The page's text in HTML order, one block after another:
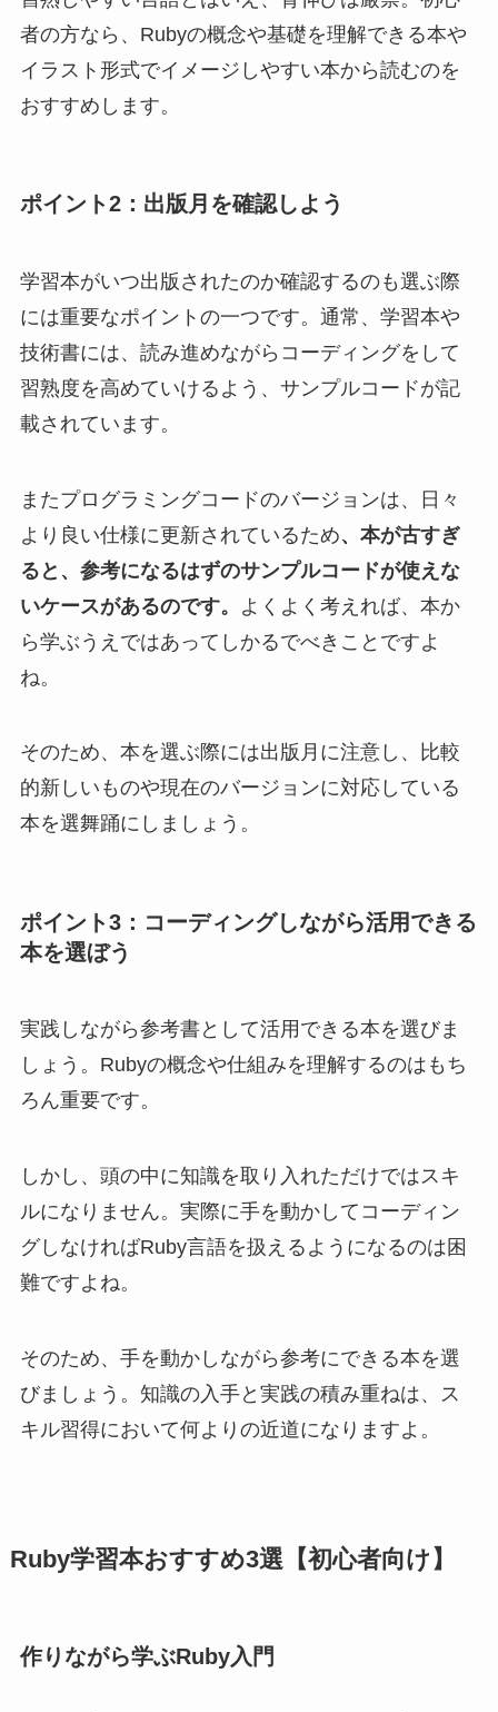
者の方なら、Rubyの概念や基礎を理解できる本や
イラスト形式でイメージしやすい本から読むのを
おすすめします。
ポイント2：出版月を確認しよう
学習本がいつ出版されたのか確認するのも選ぶ際
には重要なポイントの一つです。通常、学習本や
技術書には、読み進めながらコーディングをして
習熟度を高めていけるよう、サンプルコードが記
載されています。
またプログラミングコードのバージョンは、日々
より良い仕様に更新されているため、本が古すぎ
ると、参考になるはずのサンプルコードが使えな
いケースがあるのです。
よくよく考えれば、本か
ら学ぶうえではあってしかるでべきことですよ
ね。
そのため、本を選ぶ際には出版月に注意し、比較
的新しいものや現在のバージョンに対応している
本を選舞踊にしましょう。
ポイント3：コーディングしながら活用できる
本を選ぼう
実践しながら参考書として活用できる本を選びま
しょう。Rubyの概念や仕組みを理解するのはもち
ろん重要です。
しかし、頭の中に知識を取り入れただけではスキ
ルになりません。実際に手を動かしてコーディン
グしなければRuby言語を扱えるようになるのは困
難ですよね。
そのため、手を動かしながら参考にできる本を選
びましょう。知識の入手と実践の積み重ねは、ス
キル習得において何よりの近道になりますよ。
Ruby学習本おすすめ3選【初心者向け】
作りながら学ぶRuby入門